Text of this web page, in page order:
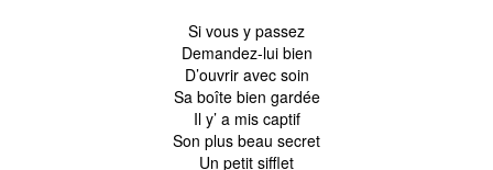
Si vous y passez
Demandez-lui bien
D’ouvrir avec soin
Sa boîte bien gardée
Il y’ a mis captif
Son plus beau secret
Un petit sifflet